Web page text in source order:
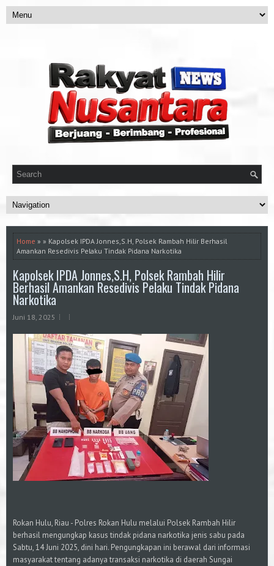
Home » » Kapolsek IPDA Jonnes,S.H, Polsek Rambah Hilir Berhasil
Amankan Resedivis Pelaku Tindak Pidana Narkotika
Kapolsek IPDA Jonnes,S.H, Polsek Rambah Hilir
Berhasil Amankan Resedivis Pelaku Tindak Pidana
Narkotika
Juni 18, 2025
Rokan Hulu, Riau - Polres Rokan Hulu melalui Polsek Rambah Hilir
berhasil mengungkap kasus tindak pidana narkotika jenis sabu pada
Sabtu, 14 Juni 2025, dini hari. Pengungkapan ini berawal dari informasi
masyarakat tentang adanya transaksi narkotika di daerah Sungai